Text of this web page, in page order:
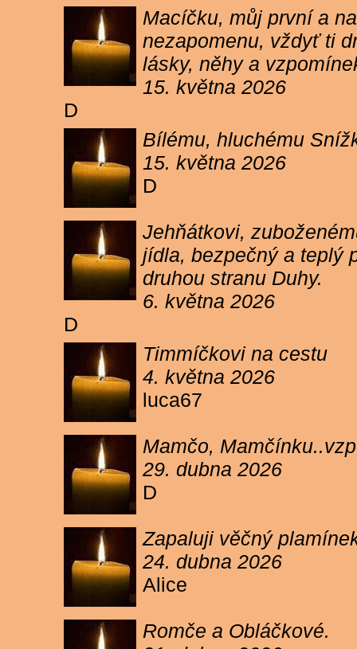
Macíčku, můj první a
nezapomenu, vždyť ti
lásky, něhy a
15. května 2026
D
Bílému, hluchému
15. května 2026
D
Jehňátkovi,
jídla, bezpečný a teplý
druhou stranu Duhy.
6. května 2026
D
Timmíčkovi na cestu
4. května 2026
luca67
Mamčo,
29. dubna 2026
D
Zapaluji věčný
24. dubna 2026
Alice
Romče a Obláčkové.